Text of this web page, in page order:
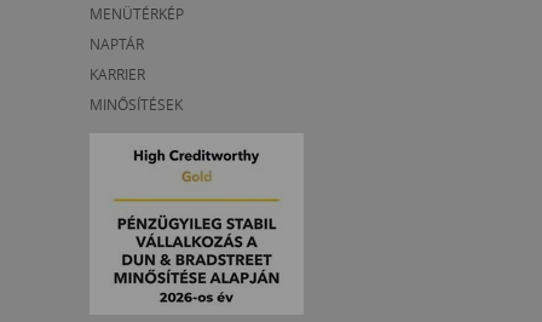
MENÜTÉRKÉP
NAPTÁR
KARRIER
MINŐSÍTÉSEK